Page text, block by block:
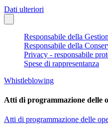
Dati ulteriori
Responsabile della
Responsabile della
Privacy - responsabile
Spese di rappresentanza
Whistleblowing
Atti di programmazione delle
Atti di programmazione delle